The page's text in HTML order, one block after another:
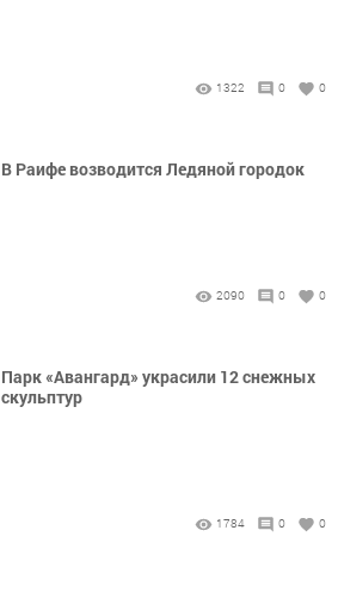
1322 0 0
В Раифе возводится Ледяной городок
2090 0 0
Парк «Авангард» украсили 12 снежных
скульптур
1784 0 0